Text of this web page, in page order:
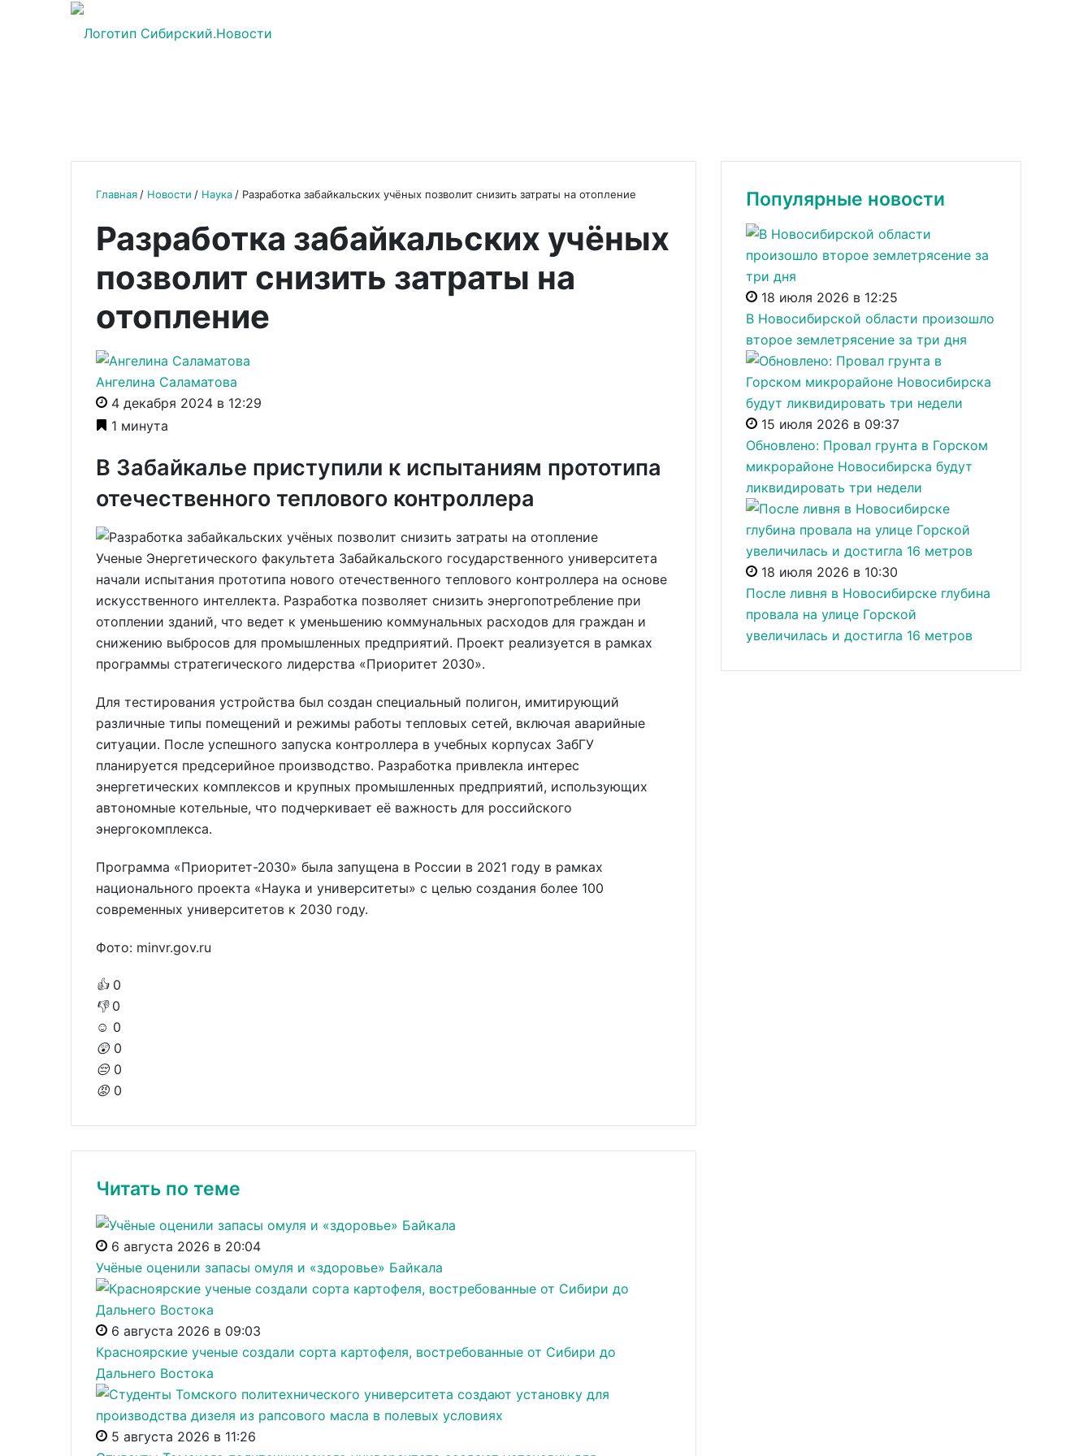
Главная Новости Наука Разработка забайкальских учёных позволит снизить затраты на отопление
Разработка забайкальских учёных
позволит снизить затраты на
отопление
Ангелина Саламатова
4 декабря 2024 в 12:29
1 минута
В Забайкалье приступили к испытаниям прототипа
отечественного теплового контроллера
Ученые Энергетического факультета Забайкальского государственного университета
начали испытания прототипа нового отечественного теплового контроллера на основе
искусственного интеллекта. Разработка позволяет снизить энергопотребление при
отоплении зданий, что ведет к уменьшению коммунальных расходов для граждан и
снижению выбросов для промышленных предприятий. Проект реализуется в рамках
программы стратегического лидерства «Приоритет 2030».
Для тестирования устройства был создан специальный полигон, имитирующий
различные типы помещений и режимы работы тепловых сетей, включая аварийные
ситуации. После успешного запуска контроллера в учебных корпусах ЗабГУ
планируется предсерийное производство. Разработка привлекла интерес
энергетических комплексов и крупных промышленных предприятий, использующих
автономные котельные, что подчеркивает её важность для российского
энергокомплекса.
Программа «Приоритет-2030» была запущена в России в 2021 году в рамках
национального проекта «Наука и университеты» с целью создания более 100
современных университетов к 2030 году.
Фото: minvr.gov.ru
👍 0
👎 0
☺️ 0
😲 0
😔 0
😡 0
Читать по теме
6 августа 2026 в 20:04
Учёные оценили запасы омуля и «здоровье» Байкала
6 августа 2026 в 09:03
Красноярские ученые создали сорта картофеля, востребованные от Сибири до
Дальнего Востока
5 августа 2026 в 11:26
Популярные новости
18 июля 2026 в 12:25
В Новосибирской области произошло
второе землетрясение за три дня
15 июля 2026 в 09:37
Обновлено: Провал грунта в Горском
микрорайоне Новосибирска будут
ликвидировать три недели
18 июля 2026 в 10:30
После ливня в Новосибирске глубина
провала на улице Горской
увеличилась и достигла 16 метров